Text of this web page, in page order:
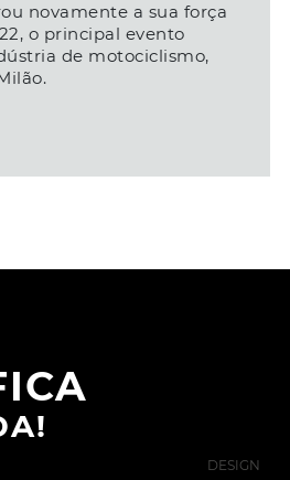
novamente a sua força
o principal evento
de motociclismo,
DESIGN